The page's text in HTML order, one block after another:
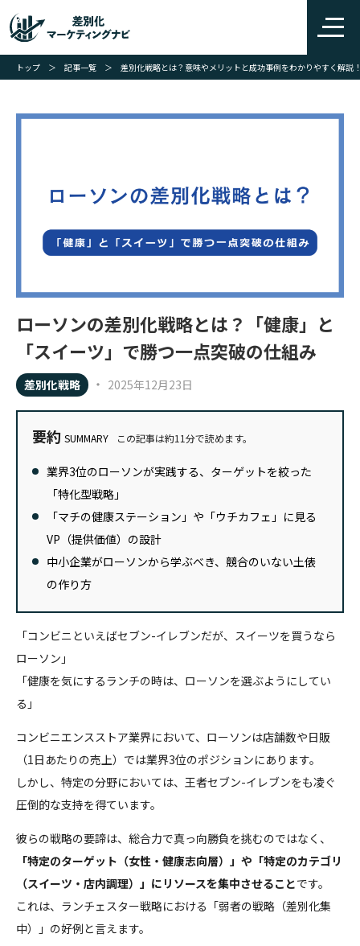
トップ ＞ 記事一覧 ＞ 差別化戦略とは？意味やメリットと成功事例をわかりやすく解説
ローソンの差別化戦略とは？「健康」と
「スイーツ」で勝つ一点突破の仕組み
差別化戦略 ・ 2025年12月23日
要約 SUMMARY この記事は約11分で読めます。
業界3位のローソンが実践する、ターゲットを絞った
「特化型戦略」
「マチの健康ステーション」や「ウチカフェ」に見る
VP（提供価値）の設計
中小企業がローソンから学ぶべき、競合のいない土俵
の作り方
「コンビニといえばセブン-イレブンだが、スイーツを買うなら
ローソン」
「健康を気にするランチの時は、ローソンを選ぶようにしてい
る」
コンビニエンスストア業界において、ローソンは店舗数や日販
（1日あたりの売上）では業界3位のポジションにあります。
しかし、特定の分野においては、王者セブン-イレブンをも凌ぐ
圧倒的な支持を得ています。
彼らの戦略の要諦は、総合力で真っ向勝負を挑むのではなく、
「特定のターゲット（女性・健康志向層）」や「特定のカテゴリ
（スイーツ・店内調理）」にリソースを集中させることです。
これは、ランチェスター戦略における「弱者の戦略（差別化集
中）」の好例と言えます。